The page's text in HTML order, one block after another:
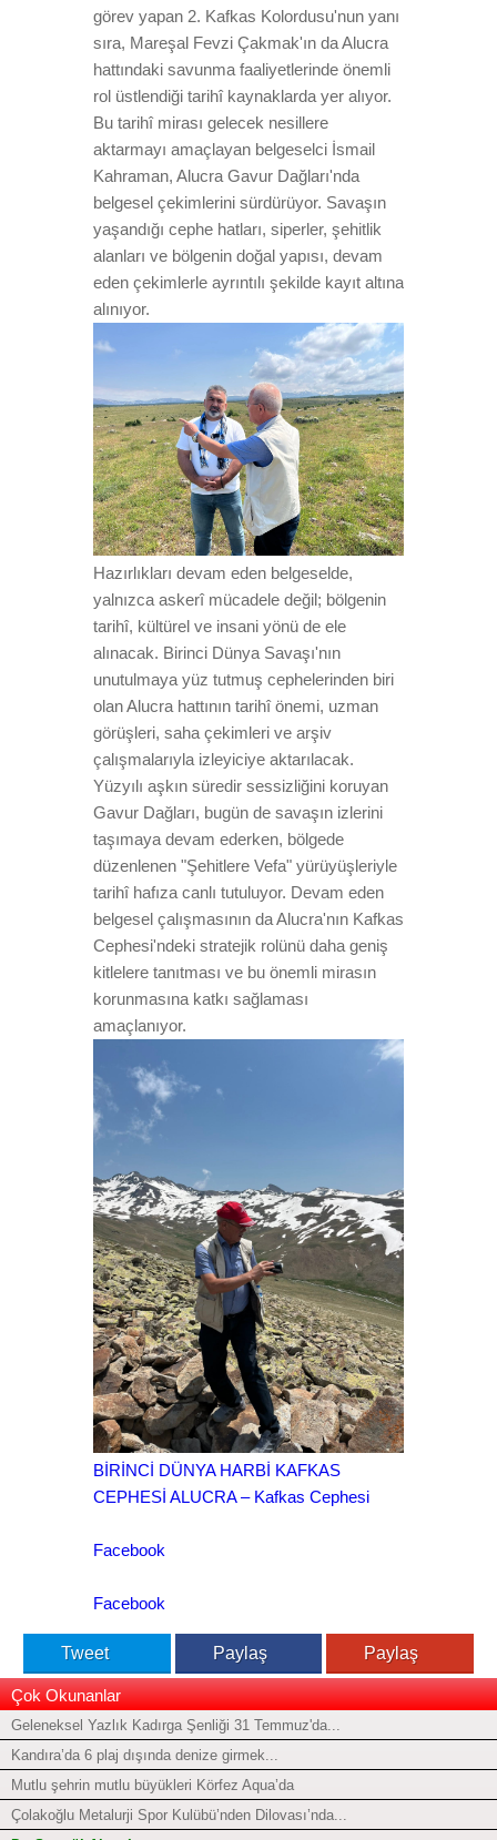
görev yapan 2. Kafkas Kolordusu'nun yanı
sıra, Mareşal Fevzi Çakmak'ın da Alucra
hattındaki savunma faaliyetlerinde önemli
rol üstlendiği tarihî kaynaklarda yer alıyor.
Bu tarihî mirası gelecek nesillere
aktarmayı amaçlayan belgeselci İsmail
Kahraman, Alucra Gavur Dağları'nda
belgesel çekimlerini sürdürüyor. Savaşın
yaşandığı cephe hatları, siperler, şehitlik
alanları ve bölgenin doğal yapısı, devam
eden çekimlerle ayrıntılı şekilde kayıt altına
alınıyor.
Hazırlıkları devam eden belgeselde,
yalnızca askerî mücadele değil; bölgenin
tarihî, kültürel ve insani yönü de ele
alınacak. Birinci Dünya Savaşı'nın
unutulmaya yüz tutmuş cephelerinden biri
olan Alucra hattının tarihî önemi, uzman
görüşleri, saha çekimleri ve arşiv
çalışmalarıyla izleyiciye aktarılacak.
Yüzyılı aşkın süredir sessizliğini koruyan
Gavur Dağları, bugün de savaşın izlerini
taşımaya devam ederken, bölgede
düzenlenen "Şehitlere Vefa" yürüyüşleriyle
tarihî hafıza canlı tutuluyor. Devam eden
belgesel çalışmasının da Alucra'nın Kafkas
Cephesi'ndeki stratejik rolünü daha geniş
kitlelere tanıtması ve bu önemli mirasın
korunmasına katkı sağlaması
amaçlanıyor.
BİRİNCİ DÜNYA HARBİ KAFKAS
CEPHESİ ALUCRA – Kafkas Cephesi
Facebook
Facebook
Tweet Paylaş Paylaş
Çok Okunanlar
Geleneksel Yazlık Kadırga Şenliği 31 Temmuz'da...
Kandıra’da 6 plaj dışında denize girmek...
Mutlu şehrin mutlu büyükleri Körfez Aqua’da
Çolakoğlu Metalurji Spor Kulübü’nden Dilovası’nda...